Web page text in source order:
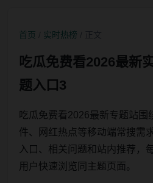
首页 实时热榜
吃瓜免费看2026最新
题入口3
吃瓜免费看2026最新专题站围
件、网红热点等移动端常搜需
入口、相关问题和站内推荐，
用户快速浏览同主题页面。